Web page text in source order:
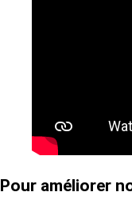
Pour améliorer